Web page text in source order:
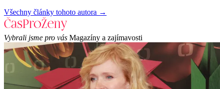
Všechny články tohoto autora →
Vybrali jsme pro vás Magazíny a zajímavosti